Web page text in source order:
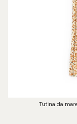
Tutina da